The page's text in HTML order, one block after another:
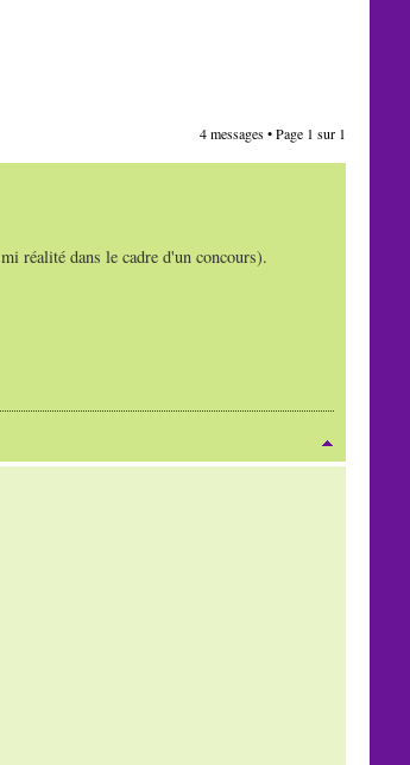
4 messages • Page 1 sur 1
réalité dans le cadre d'un concours).